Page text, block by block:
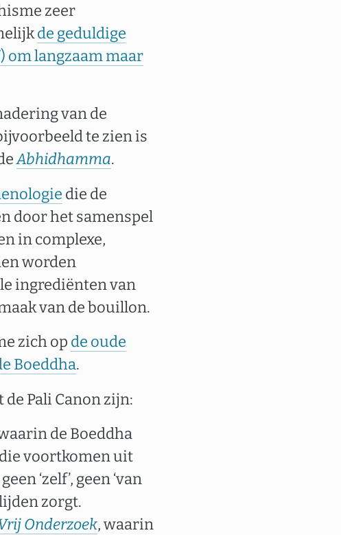
zeer
de geduldige
) om langzaam maar
van de
te zien is
Abhidhamma.
die de
door het samenspel
in complexe,
worden
ingrediënten van
van de bouillon.
zich op de oude
Boeddha.
Pali Canon zijn:
de Boeddha
voortkomen uit
‘zelf’, geen ‘van
zorgt.
Onderzoek, waarin